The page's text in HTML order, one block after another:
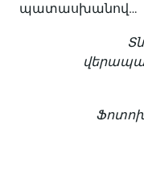
պատասխանով…